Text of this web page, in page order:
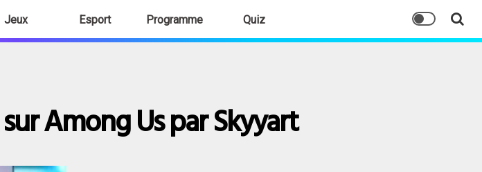
Jeux Esport Programme Quiz
Among Us par Skyyart